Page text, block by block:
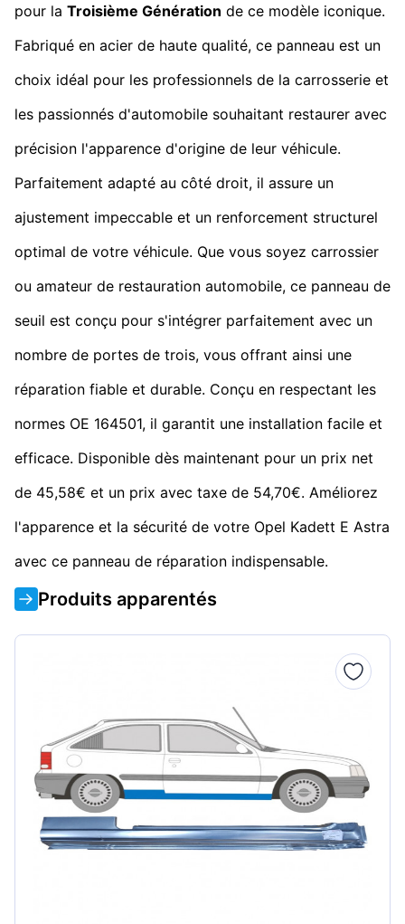
pour la Troisième Génération de ce modèle iconique.
Fabriqué en acier de haute qualité, ce panneau est un
choix idéal pour les professionnels de la carrosserie et
les passionnés d'automobile souhaitant restaurer avec
précision l'apparence d'origine de leur véhicule.
Parfaitement adapté au côté droit, il assure un
ajustement impeccable et un renforcement structurel
optimal de votre véhicule. Que vous soyez carrossier
ou amateur de restauration automobile, ce panneau de
seuil est conçu pour s'intégrer parfaitement avec un
nombre de portes de trois, vous offrant ainsi une
réparation fiable et durable. Conçu en respectant les
normes OE 164501, il garantit une installation facile et
efficace. Disponible dès maintenant pour un prix net
de 45,58€ et un prix avec taxe de 54,70€. Améliorez
l'apparence et la sécurité de votre Opel Kadett E Astra
avec ce panneau de réparation indispensable.
Produits apparentés